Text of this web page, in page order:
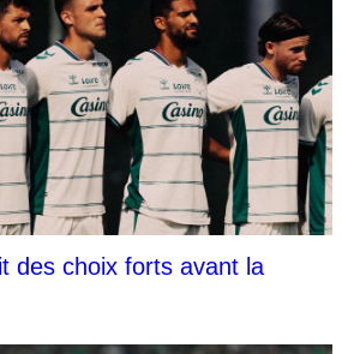
des choix forts avant la